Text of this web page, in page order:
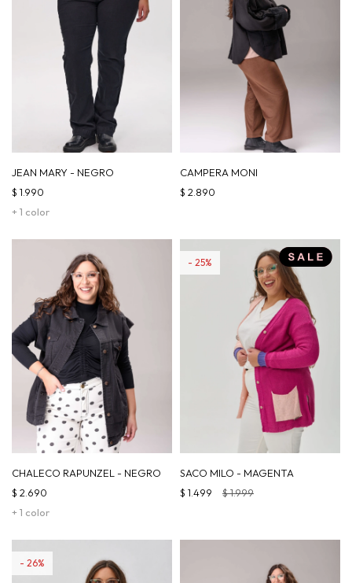
JEAN MARY - NEGRO
+ 1 color
$ 1.990
CAMPERA MONI
$ 2.890
CHALECO RAPUNZEL - NEGRO
+ 1 color
$ 2.690
SACO MILO - MAGENTA
$ 1.499 $1.999
25
26